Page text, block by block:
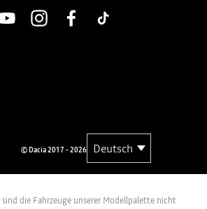
© Dacia 2017 - 2026
die Fahrzeuge unserer Modellpalette nicht